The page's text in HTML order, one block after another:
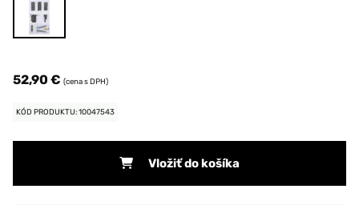
52,90 € (cena s DPH)
KÓD PRODUKTU: 10047543
Vložiť do košíka